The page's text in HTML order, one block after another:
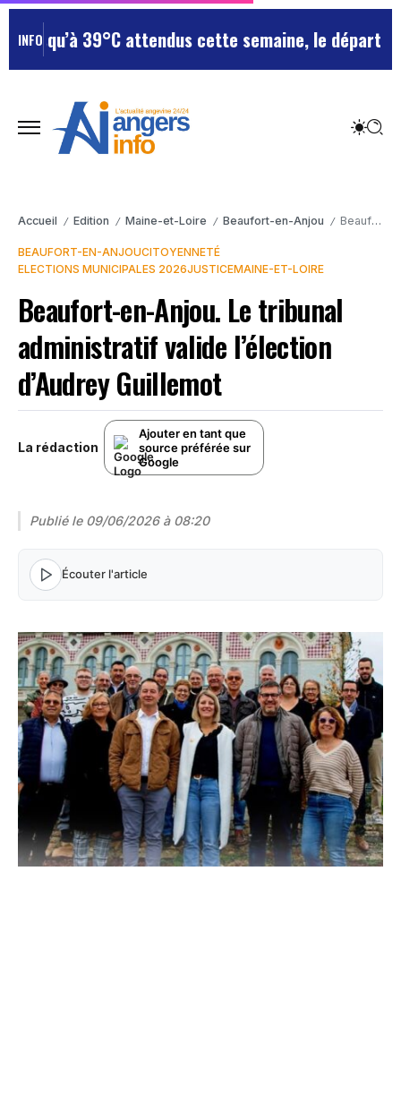
INFO39°C attendus cette semaine, le département
Accueil / Edition / Maine-et-Loire / Beaufort-en-Anjou / Beaufort-en-Anjou. Le tribunal administratif valide l’élection d’Audrey Guillemot
BEAUFORT-EN-ANJOUCITOYENNETÉ
ELECTIONS MUNICIPALES 2026JUSTICEMAINE-ET-LOIRE
Beaufort-en-Anjou. Le tribunal
administratif valide l’élection
d’Audrey Guillemot
La rédaction
Ajouter en tant que
source préférée sur
Google
Publié le 09/06/2026 à 08:20
Écouter l'article